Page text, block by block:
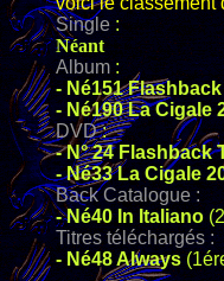
Single:
Néant
Album:
- Né151
-Né190 La Cigale
DVD:
-N° 24 Flashback
- Né33 La Cigale
Back Catalogue :
- Né40 In Italiano
Titres téléchargés :
- Né48 Always